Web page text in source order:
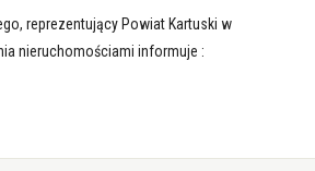
reprezentujący Powiat Kartuski w
nieruchomościami informuje :